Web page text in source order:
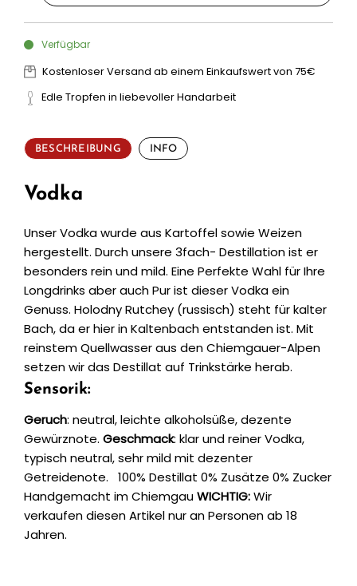
Verfügbar
Kostenloser Versand ab einem Einkaufswert von 75€
Edle Tropfen in liebevoller Handarbeit
BESCHREIBUNG INFO
Vodka
Unser Vodka wurde aus Kartoffel sowie Weizen
hergestellt. Durch unsere 3fach- Destillation ist er
besonders rein und mild. Eine Perfekte Wahl für Ihre
Longdrinks aber auch Pur ist dieser Vodka ein
Genuss. Holodny Rutchey (russisch) steht für kalter
Bach, da er hier in Kaltenbach entstanden ist. Mit
reinstem Quellwasser aus den Chiemgauer-Alpen
setzen wir das Destillat auf Trinkstärke herab.
Sensorik:
Geruch: neutral, leichte alkoholsüße, dezente
Gewürznote. Geschmack: klar und reiner Vodka,
typisch neutral, sehr mild mit dezenter
Getreidenote. 100% Destillat 0% Zusätze 0% Zucker
Handgemacht im ChiemgauWICHTIG:Wir
verkaufen diesen Artikel nur an Personen ab 18
Jahren.